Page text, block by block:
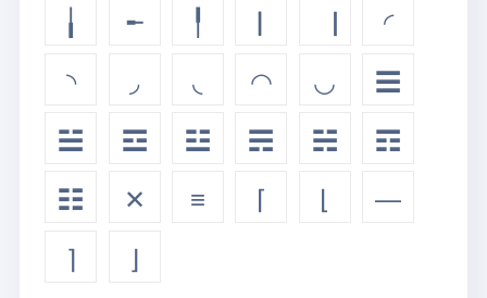
╽
╾ ╿ ▏ ▕
◜
◝
◞ ◟ ◠ ◡
☰
☱
☲ ☳ ☴ ☵
☶
☷
✕ ≡ ⌈ ⌊
—
⌉
⌋